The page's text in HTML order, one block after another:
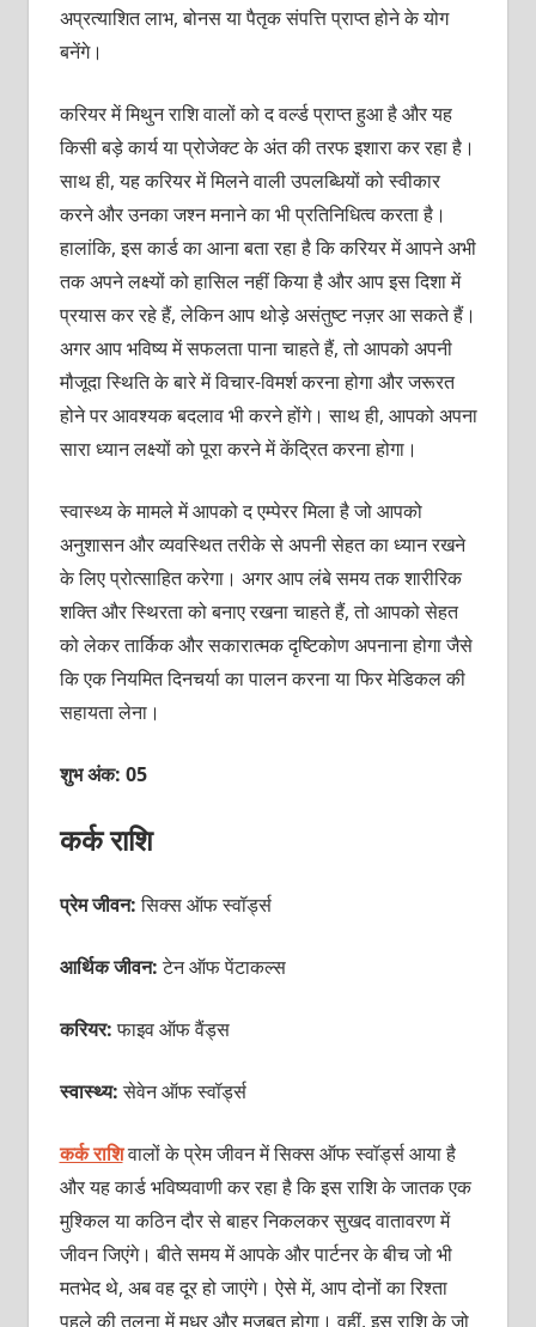
अप्रत्याशित लाभ, बोनस या पैतृक संपत्ति प्राप्त होने के योग
बनेंगे।
करियर में मिथुन राशि वालों को द वर्ल्ड प्राप्त हुआ है और यह
किसी बड़े कार्य या प्रोजेक्ट के अंत की तरफ इशारा कर रहा है।
साथ ही, यह करियर में मिलने वाली उपलब्धियों को स्वीकार
करने और उनका जश्न मनाने का भी प्रतिनिधित्व करता है।
हालांकि, इस कार्ड का आना बता रहा है कि करियर में आपने अभी
तक अपने लक्ष्यों को हासिल नहीं किया है और आप इस दिशा में
प्रयास कर रहे हैं, लेकिन आप थोड़े असंतुष्ट नज़र आ सकते हैं।
अगर आप भविष्य में सफलता पाना चाहते हैं, तो आपको अपनी
मौजूदा स्थिति के बारे में विचार-विमर्श करना होगा और जरूरत
होने पर आवश्यक बदलाव भी करने होंगे। साथ ही, आपको अपना
सारा ध्यान लक्ष्यों को पूरा करने में केंद्रित करना होगा।
स्वास्थ्य के मामले में आपको द एम्पेरर मिला है जो आपको
अनुशासन और व्यवस्थित तरीके से अपनी सेहत का ध्यान रखने
के लिए प्रोत्साहित करेगा। अगर आप लंबे समय तक शारीरिक
शक्ति और स्थिरता को बनाए रखना चाहते हैं, तो आपको सेहत
को लेकर तार्किक और सकारात्मक दृष्टिकोण अपनाना होगा जैसे
कि एक नियमित दिनचर्या का पालन करना या फिर मेडिकल की
सहायता लेना।
शुभ अंक: 05
कर्क राशि
प्रेम जीवन:सिक्स ऑफ स्वॉर्ड्स
आर्थिक जीवन:टेन ऑफ पेंटाकल्स
करियर:फाइव ऑफ वैंड्स
स्वास्थ्य:सेवेन ऑफ स्वॉर्ड्स
कर्क राशिवालों के प्रेम जीवन में सिक्स ऑफ स्वॉर्ड्स आया है
और यह कार्ड भविष्यवाणी कर रहा है कि इस राशि के जातक एक
मुश्किल या कठिन दौर से बाहर निकलकर सुखद वातावरण में
जीवन जिएंगे। बीते समय में आपके और पार्टनर के बीच जो भी
मतभेद थे, अब वह दूर हो जाएंगे। ऐसे में, आप दोनों का रिश्ता
पहले की तुलना में मधुर और मज़बूत होगा। वहीं, इस राशि के जो